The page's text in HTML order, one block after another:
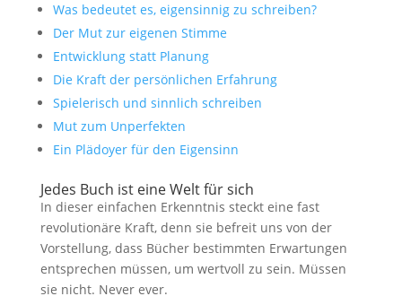
Was bedeutet es, eigensinnig zu schreiben?
Der Mut zur eigenen Stimme
Entwicklung statt Planung
Die Kraft der persönlichen Erfahrung
Spielerisch und sinnlich schreiben
Mut zum Unperfekten
Ein Plädoyer für den Eigensinn
Jedes Buch ist eine Welt für sich
In dieser einfachen Erkenntnis steckt eine fast
revolutionäre Kraft, denn sie befreit uns von der
Vorstellung, dass Bücher bestimmten Erwartungen
entsprechen müssen, um wertvoll zu sein. Müssen
sie nicht. Never ever.